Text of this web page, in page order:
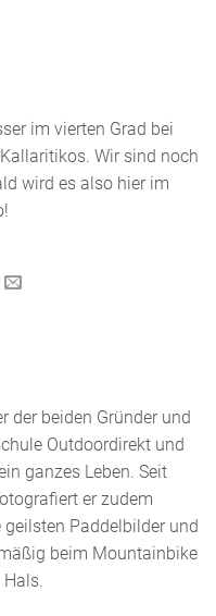
im vierten Grad bei
Wir sind noch
wird es also hier im
der beiden Gründer und
Outdoordirekt und
ganzes Leben. Seit
er zudem
Paddelbilder und
beim Mountainbike